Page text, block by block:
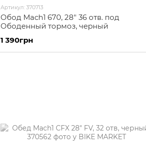
Артикул: 370713
Обод Mach1 670, 28" 36 отв. под
Ободенный тормоз, черный
1 390грн